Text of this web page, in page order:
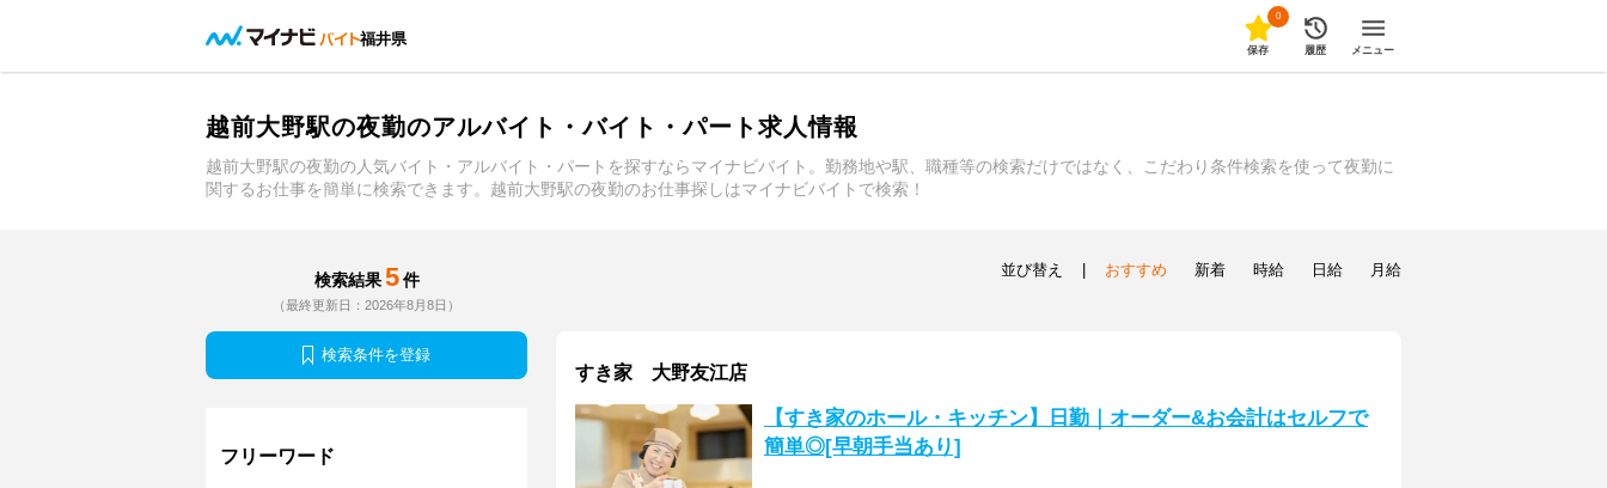
福井県
0
保存 履歴 メニュー
越前大野駅の夜勤のアルバイト・バイト・パート求人情報
越前大野駅の夜勤の人気バイト・アルバイト・パートを探すならマイナビバイト。勤務地や駅、職種等の検索だけではなく、こだわり条件検索を使って夜勤に
関するお仕事を簡単に検索できます。越前大野駅の夜勤のお仕事探しはマイナビバイトで検索！
検索結果 5 件
（最終更新日：2026年8月8日）
検索条件を登録
フリーワード
並び替え おすすめ 新着 時給 日給 月給
すき家 大野友江店
【すき家のホール・キッチン】日勤｜オーダー&お会計はセルフで
簡単◎[早朝手当あり]